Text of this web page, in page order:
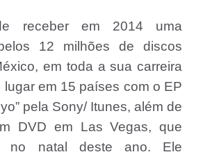
receber em 2014 uma
12 milhões de discos
em toda a sua carreira
lugar em 15 países com o EP
pela Sony/ Itunes, além de
DVD em Las Vegas, que
no natal deste ano. Ele